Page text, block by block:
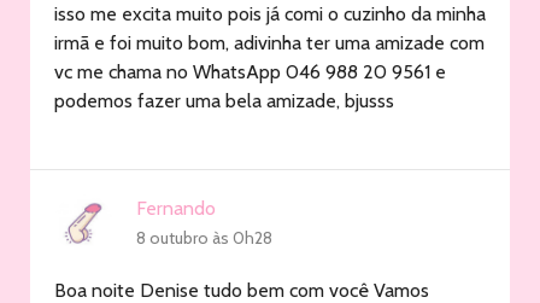
isso me excita muito pois já comi o cuzinho da minha
irmã e foi muito bom, adivinha ter uma amizade com
vc me chama no WhatsApp 046 988 20 9561 e
podemos fazer uma bela amizade, bjusss
Fernando
8 outubro às 0h28
Boa noite Denise tudo bem com você Vamos